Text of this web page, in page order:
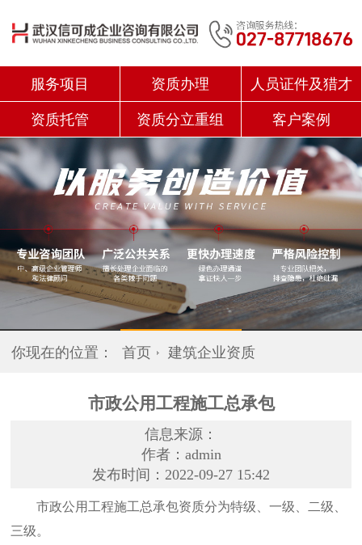
服务项目 资质办理 人员证件及猎才
资质托管 资质分立重组 客户案例
你现在的位置： 首页 建筑企业资质
市政公用工程施工总承包
信息来源：
作者：admin
发布时间：2022-09-27 15:42
市政公用工程施工总承包资质分为特级、一级、二级、
三级。